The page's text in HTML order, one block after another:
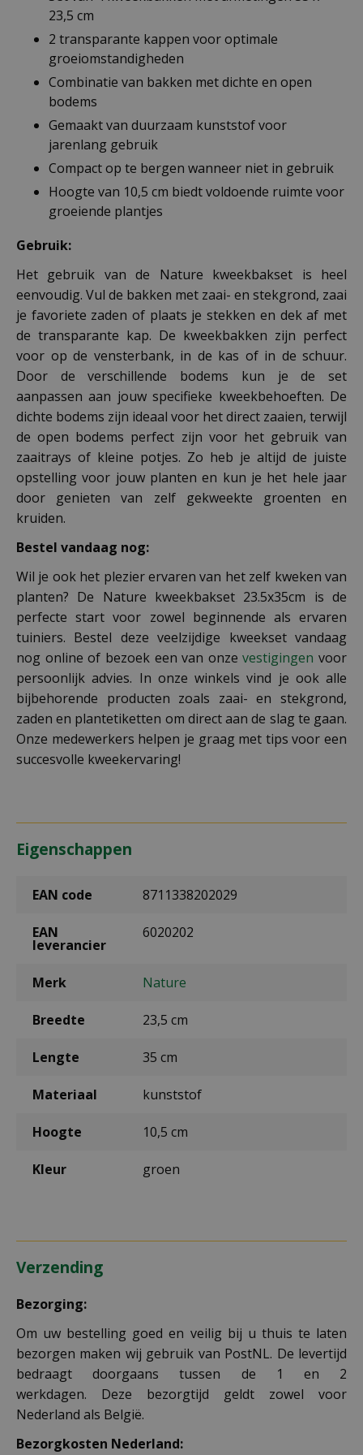
23,5 cm
2 transparante kappen voor optimale
groeiomstandigheden
Combinatie van bakken met dichte en open
bodems
Gemaakt van duurzaam kunststof voor
jarenlang gebruik
Compact op te bergen wanneer niet in gebruik
Hoogte van 10,5 cm biedt voldoende ruimte voor
groeiende plantjes
Gebruik:
Het gebruik van de Nature kweekbakset is heel
eenvoudig. Vul de bakken met zaai- en stekgrond, zaai
je favoriete zaden of plaats je stekken en dek af met
de transparante kap. De kweekbakken zijn perfect
voor op de vensterbank, in de kas of in de schuur.
Door de verschillende bodems kun je de set
aanpassen aan jouw specifieke kweekbehoeften. De
dichte bodems zijn ideaal voor het direct zaaien, terwijl
de open bodems perfect zijn voor het gebruik van
zaaitrays of kleine potjes. Zo heb je altijd de juiste
opstelling voor jouw planten en kun je het hele jaar
door genieten van zelf gekweekte groenten en
kruiden.
Bestel vandaag nog:
Wil je ook het plezier ervaren van het zelf kweken van
planten? De Nature kweekbakset 23.5x35cm is de
perfecte start voor zowel beginnende als ervaren
tuiniers. Bestel deze veelzijdige kweekset vandaag
nog online of bezoek een van onzevestigingen voor
persoonlijk advies. In onze winkels vind je ook alle
bijbehorende producten zoals zaai- en stekgrond,
zaden en plantetiketten om direct aan de slag te gaan.
Onze medewerkers helpen je graag met tips voor een
succesvolle kweekervaring!
Eigenschappen
EAN code 8711338202029
EAN
leverancier
6020202
Merk Nature
Breedte 23,5 cm
Lengte 35 cm
Materiaal kunststof
Hoogte 10,5 cm
Kleur groen
Verzending
Bezorging:
Om uw bestelling goed en veilig bij u thuis te laten
bezorgen maken wij gebruik van PostNL. De levertijd
bedraagt doorgaans tussen de 1 en 2
werkdagen. Deze bezorgtijd geldt zowel voor
Nederland als België.
Bezorgkosten Nederland: